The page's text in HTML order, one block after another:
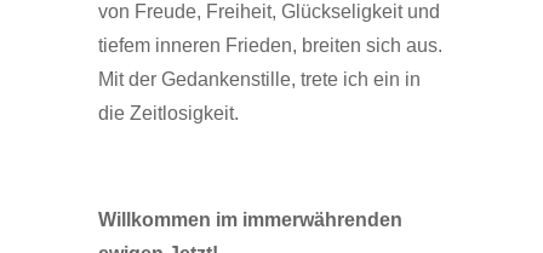
von Freude, Freiheit, Glückseligkeit und
tiefem inneren Frieden, breiten sich aus.
Mit der Gedankenstille, trete ich ein in
die Zeitlosigkeit.
Willkommen im immerwährenden